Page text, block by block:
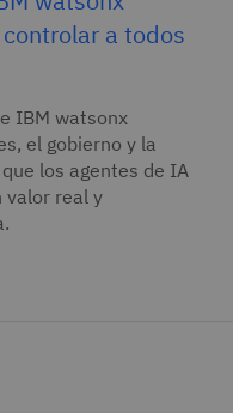
a todos
IBM watsonx
el gobierno y la
los agentes de IA
valor real y